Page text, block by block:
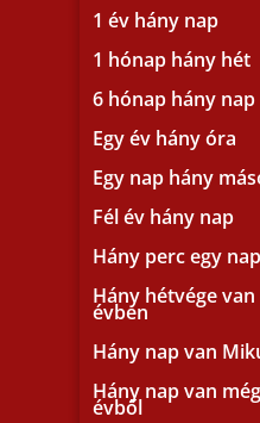
1 év hány nap
1 hónap hány hét
6 hónap hány nap
Egy év hány óra
Egy nap hány
Fél év hány nap
Hány perc egy nap
Hány hétvége van
évben
Hány nap van
Hány nap van
évből